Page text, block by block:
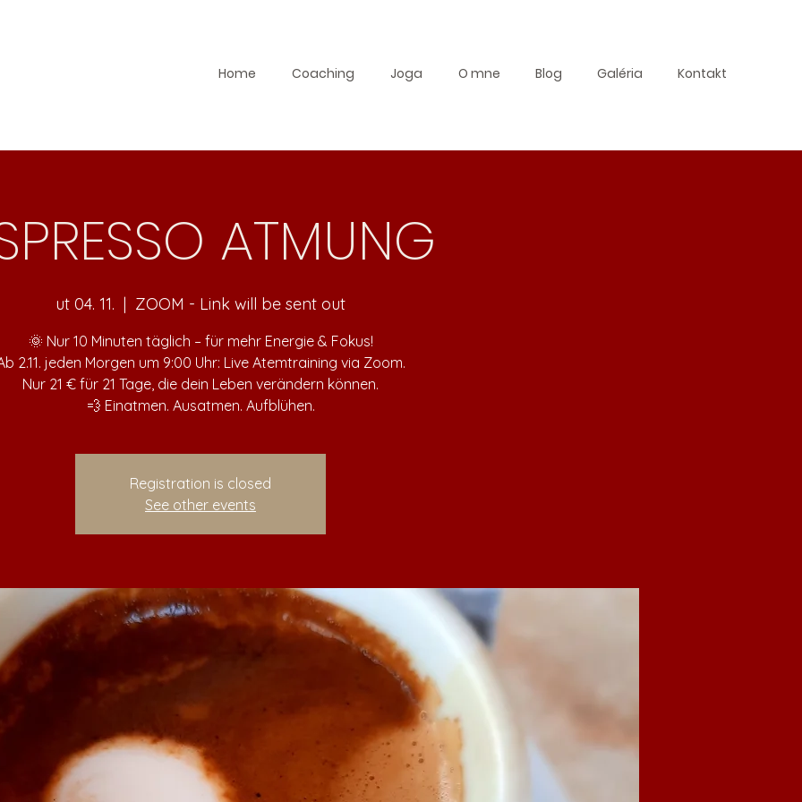
Home Coaching Joga O mne Blog Galéria Kontakt
ATMUNG
ut 04. 11.
  |
ZOOM - Link will be sent out
🌞 Nur 10 Minuten täglich – für mehr Energie & Fokus!
2.11. jeden Morgen um 9:00 Uhr: Live Atemtraining via Zoom.
Nur 21 € für 21 Tage, die dein Leben verändern können.
💨 Einatmen. Ausatmen. Aufblühen.
Registration is closed
See other events